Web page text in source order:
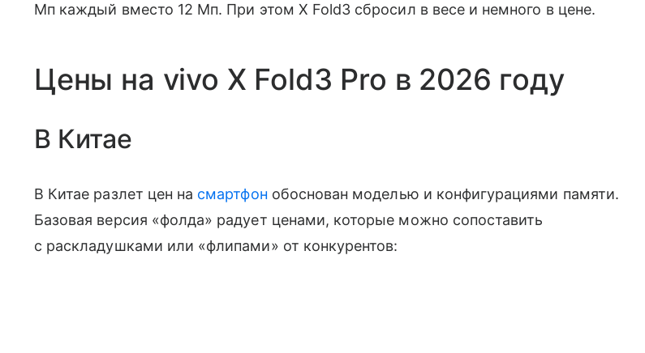
Мп каждый вместо 12 Мп. При этом X Fold3 сбросил в весе и немного в цене.
Цены на vivo X Fold3 Pro в 2026 году
В Китае
В Китае разлет цен на смартфон обоснован моделью и конфигурациями памяти.
Базовая версия «фолда» радует ценами, которые можно сопоставить
с раскладушками или «флипами» от конкурентов: